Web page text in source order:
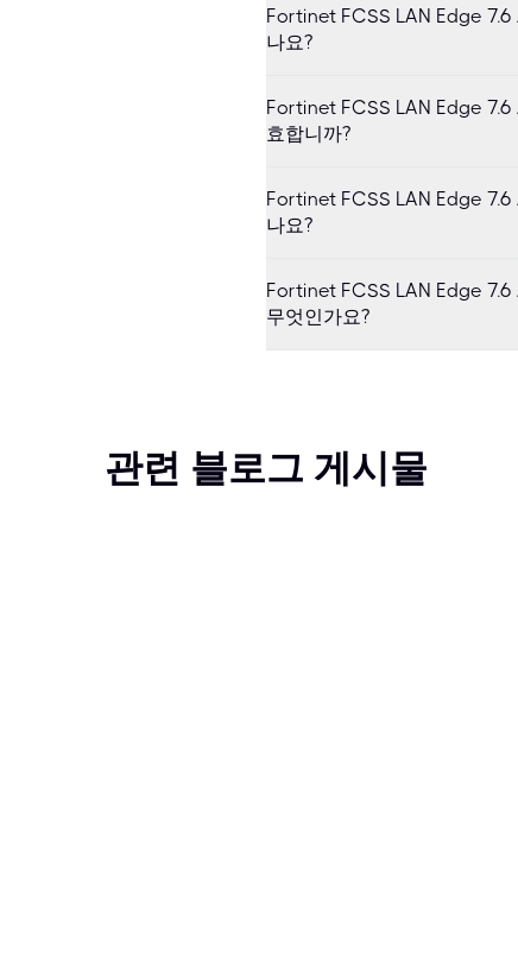
Fortinet FCSS LAN Edge
나요?
Fortinet FCSS LAN Edge
효합니까?
Fortinet FCSS LAN Edge
나요?
Fortinet FCSS LAN Edge
무엇인가요?
관련 블로그 게시물